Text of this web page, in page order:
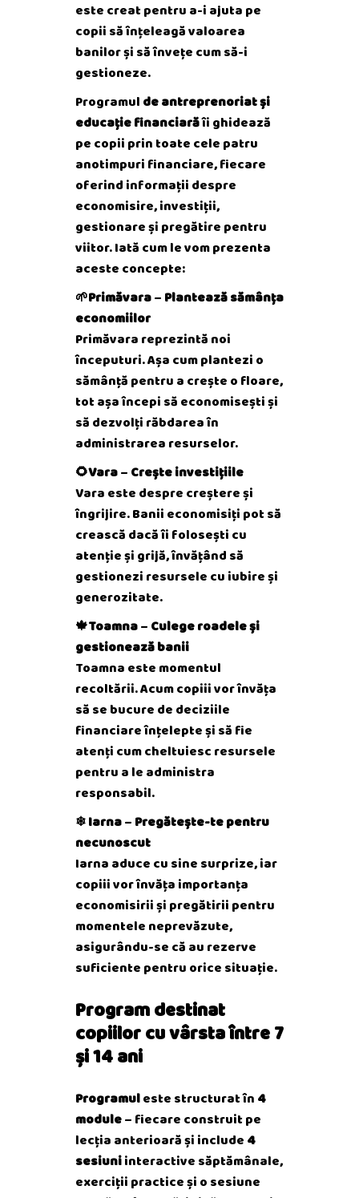
este creat pentru a-i ajuta pe
copii să înțeleagă valoarea
banilor și să învețe cum să-i
gestioneze.
Programul de antreprenoriat și
educație financiarăîi ghidează
pe copii prin toate cele patru
anotimpuri financiare, fiecare
oferind informații despre
economisire, investiții,
gestionare și pregătire pentru
viitor. Iată cum le vom prezenta
aceste concepte:
🌱Primăvara– Plantează sămânța
economiilor
Primăvara reprezintă noi
începuturi. Așa cum plantezi o
sămânță pentru a crește o floare,
tot așa începi să economisești și
să dezvolți răbdarea în
administrarea resurselor.
🌻Vara– Crește investițiile
Vara este despre creștere și
îngrijire. Banii economisiți pot să
crească dacă îi folosești cu
atenție și grijă, învățând să
gestionezi resursele cu iubire și
generozitate.
🍁Toamna– Culege roadele și
gestionează banii
Toamna este momentul
recoltării. Acum copiii vor învăța
să se bucure de deciziile
financiare înțelepte și să fie
atenți cum cheltuiesc resursele
pentru a le administra
responsabil.
❄ Iarna– Pregătește-te pentru
necunoscut
Iarna aduce cu sine surprize, iar
copiii vor învăța importanța
economisirii și pregătirii pentru
momentele neprevăzute,
asigurându-se că au rezerve
suficiente pentru orice situație.
Program destinat
copiilor cu vârsta între 7
și 14 ani
Programuleste structurat în 4
module– fiecare construit pe
lecția anterioară și include 4
sesiuniinteractive săptămânale,
exerciții practice și o sesiune